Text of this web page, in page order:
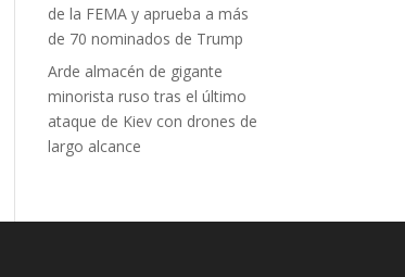
de la FEMA y aprueba a más
de 70 nominados de Trump
Arde almacén de gigante
minorista ruso tras el último
ataque de Kiev con drones de
largo alcance